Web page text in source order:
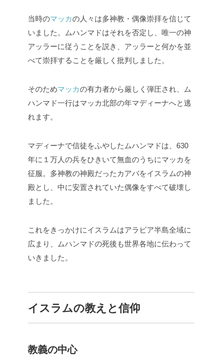
当時のマッカの人々は多神教・偶像崇拝を信じて
いました。ムハンマドはそれを否定し、唯一の神
アッラーに従うことを説き、アッラーと何かを並
べて崇拝することを厳しく批判しました。
そのためマッカの有力者から厳しく弾圧され、ム
ハンマド一行はマッカ北部の年マディーナへと逃
れます。
マディーナで信徒をふやしたムハンマドは、630
年に１万人の兵をひきいて無血のうちにマッカを
征服。多神教の神殿だったカアバをイスラムの神
殿とし、中に安置されていた偶像をすべて破壊し
ました。
これをきっかけにイスラムはアラビア半島全域に
広まり、ムハンマドの死後も世界各地に伝わって
いきました。
イスラムの教えと信仰
教義の中心